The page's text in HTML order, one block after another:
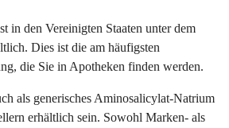
in den Vereinigten Staaten unter dem
Dies ist die am häufigsten
die Sie in Apotheken finden werden.
als generisches Aminosalicylat-Natrium
erhältlich sein. Sowohl Marken- als